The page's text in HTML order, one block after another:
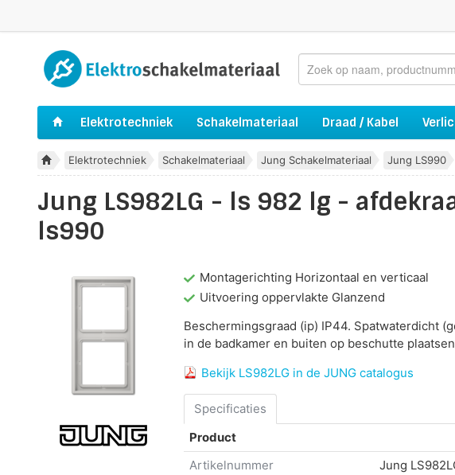
Elektrotechniek Schakelmateriaal Draad / Kabel
Elektrotechniek Schakelmateriaal Jung Schakelmateriaal Jung LS990
Jung LS982LG - ls 982 lg -
ls990
Montagerichting Horizontaal en verticaal
Uitvoering oppervlakte Glanzend
Beschermingsgraad (ip) IP44. Spatwaterdicht
in de badkamer en buiten op beschutte
Bekijk LS982LG in de JUNG catalogus
Specificaties
Product
Artikelnummer
Jung